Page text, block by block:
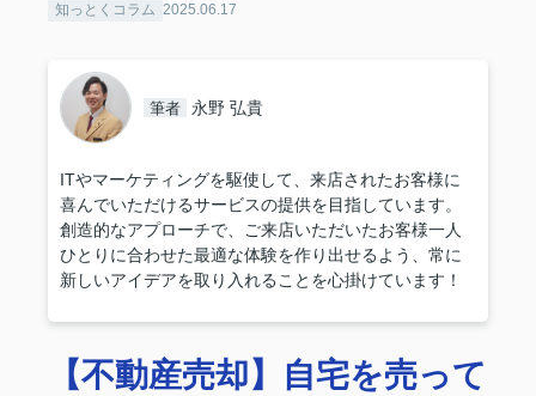
知っとくコラム 2025.06.17
筆者 永野 弘貴
ITやマーケティングを駆使して、来店されたお客様に
喜んでいただけるサービスの提供を目指しています。
創造的なアプローチで、ご来店いただいたお客様一人
ひとりに合わせた最適な体験を作り出せるよう、常に
新しいアイデアを取り入れることを心掛けています！
【不動産売却】自宅を売って